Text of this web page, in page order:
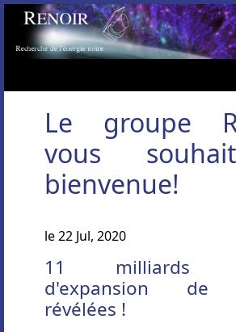
Le groupe
vous
bienvenue!
le 22 Jul, 2020
11 milliards
d'expansion de
révélées !